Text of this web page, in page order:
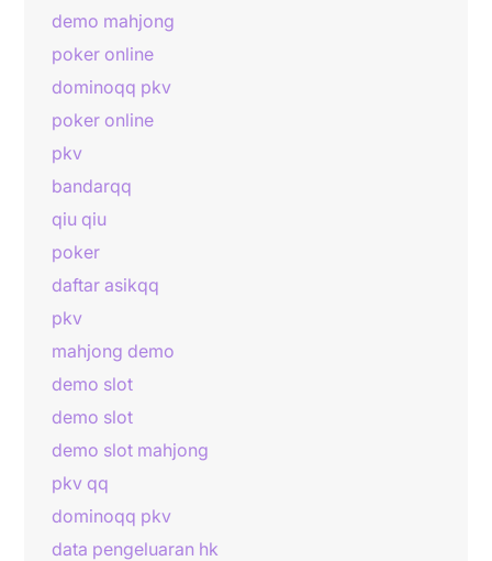
demo mahjong
poker online
dominoqq pkv
poker online
pkv
bandarqq
qiu qiu
poker
daftar asikqq
pkv
mahjong demo
demo slot
demo slot
demo slot mahjong
pkv qq
dominoqq pkv
data pengeluaran hk